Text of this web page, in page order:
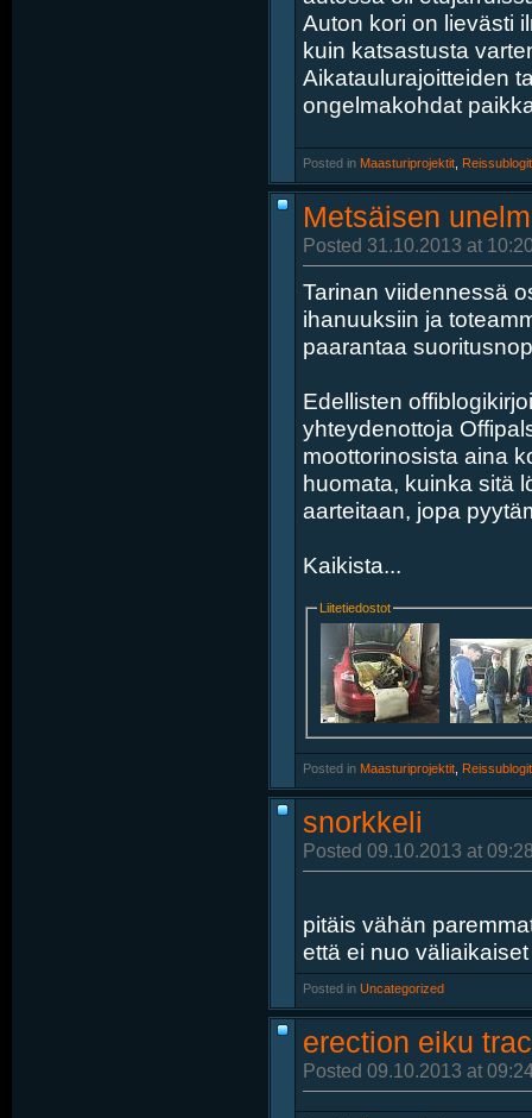
Auton kori on lievästi
kuin katsastusta
Aikataulurajoitteiden
ongelmakohdat
Posted in Maasturiprojektit Reissublogit
Metsäisen
Posted 31.10.2013 at
Tarinan viidennessä
ihanuuksiin ja
paarantaa
Edellisten
yhteydenottoja
moottorinosista aina
huomata, kuinka sitä
aarteitaan, jopa
Kaikista...
Liitetiedostot
Posted in Maasturiprojektit Reissublogit
snorkkeli
Posted 09.10.2013 at
pitäis vähän
että ei nuo
Posted in Uncategorized
erection eiku
Posted 09.10.2013 at